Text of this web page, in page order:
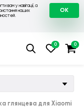
вам у навігації, а
наших
OK
💛 Чохол для Xiaomi
глянцева для Xiaomi